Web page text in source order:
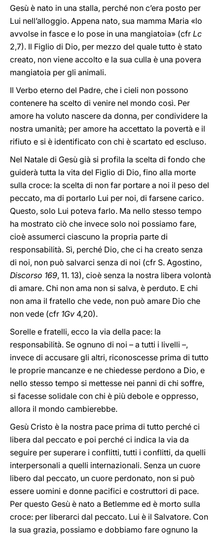
Gesù è nato in una stalla, perché non c’era posto per
Lui nell’alloggio. Appena nato, sua mamma Maria «lo
avvolse in fasce e lo pose in una mangiatoia» (cfr Lc
2,7). Il Figlio di Dio, per mezzo del quale tutto è stato
creato, non viene accolto e la sua culla è una povera
mangiatoia per gli animali.
Il Verbo eterno del Padre, che i cieli non possono
contenere ha scelto di venire nel mondo così. Per
amore ha voluto nascere da donna, per condividere la
nostra umanità; per amore ha accettato la povertà e il
rifiuto e si è identificato con chi è scartato ed escluso.
Nel Natale di Gesù già si profila la scelta di fondo che
guiderà tutta la vita del Figlio di Dio, fino alla morte
sulla croce: la scelta di non far portare a noi il peso del
peccato, ma di portarlo Lui per noi, di farsene carico.
Questo, solo Lui poteva farlo. Ma nello stesso tempo
ha mostrato ciò che invece solo noi possiamo fare,
cioè assumerci ciascuno la propria parte di
responsabilità. Sì, perché Dio, che ci ha creato senza
di noi, non può salvarci senza di noi (cfr S. Agostino,
Discorso 169, 11. 13), cioè senza la nostra libera volontà
di amare. Chi non ama non si salva, è perduto. E chi
non ama il fratello che vede, non può amare Dio che
non vede (cfr 1Gv 4,20).
Sorelle e fratelli, ecco la via della pace: la
responsabilità. Se ognuno di noi – a tutti i livelli –,
invece di accusare gli altri, riconoscesse prima di tutto
le proprie mancanze e ne chiedesse perdono a Dio, e
nello stesso tempo si mettesse nei panni di chi soffre,
si facesse solidale con chi è più debole e oppresso,
allora il mondo cambierebbe.
Gesù Cristo è la nostra pace prima di tutto perché ci
libera dal peccato e poi perché ci indica la via da
seguire per superare i conflitti, tutti i conflitti, da quelli
interpersonali a quelli internazionali. Senza un cuore
libero dal peccato, un cuore perdonato, non si può
essere uomini e donne pacifici e costruttori di pace.
Per questo Gesù è nato a Betlemme ed è morto sulla
croce: per liberarci dal peccato. Lui è il Salvatore. Con
la sua grazia, possiamo e dobbiamo fare ognuno la